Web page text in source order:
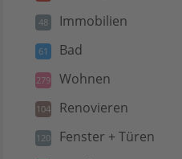
48 Immobilien
61 Bad
279 Wohnen
104 Renovieren
120 Fenster + Türen